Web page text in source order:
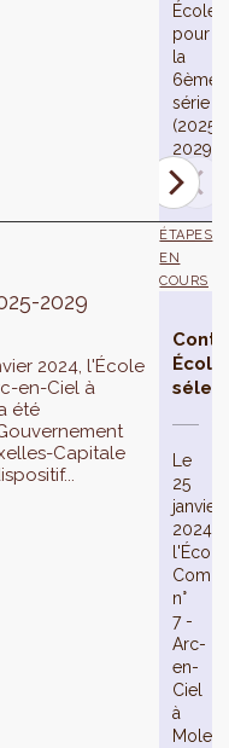
École
pour
la
6ème
série
(2025-
2029).
2029
2024, l'École
en-Ciel à
été
Capitale
ÉTAPES
EN
COURS
École
Le
25
janvier
2024,
l'École
n°
7 -
Arc-
en-
Ciel
à